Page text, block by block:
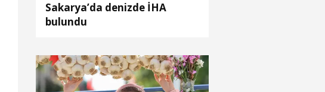
Sakarya’da denizde İHA
bulundu